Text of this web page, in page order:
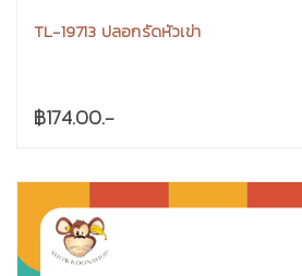
TL-19713 ปลอกรัดหัวเข่า
฿174.00.-